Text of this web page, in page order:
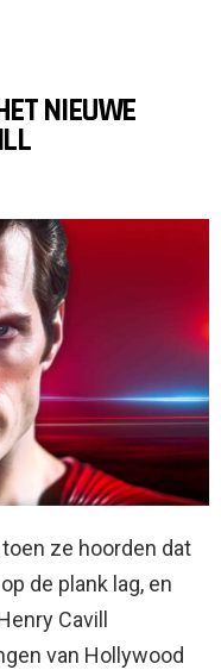
NIEUWE
ze hoorden dat
de plank lag, en
Cavill
van Hollywood